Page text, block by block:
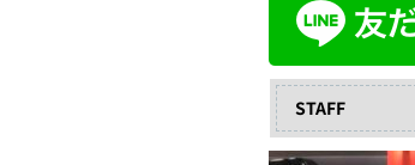
STAFF